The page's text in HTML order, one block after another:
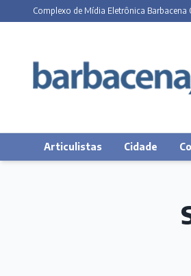
Complexo de Mídia Eletrônica Barbacena
Articulistas Cidade